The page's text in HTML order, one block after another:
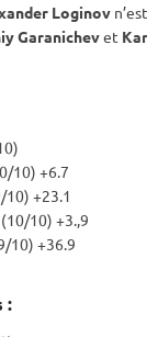
Loginov
Garanichevet
10) +6.7
10) +23.1
10) +3.,9
10) +36.9
: